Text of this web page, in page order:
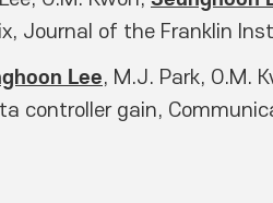
Journal of the Franklin
Lee, M.J. Park, O.M.
controller gain,